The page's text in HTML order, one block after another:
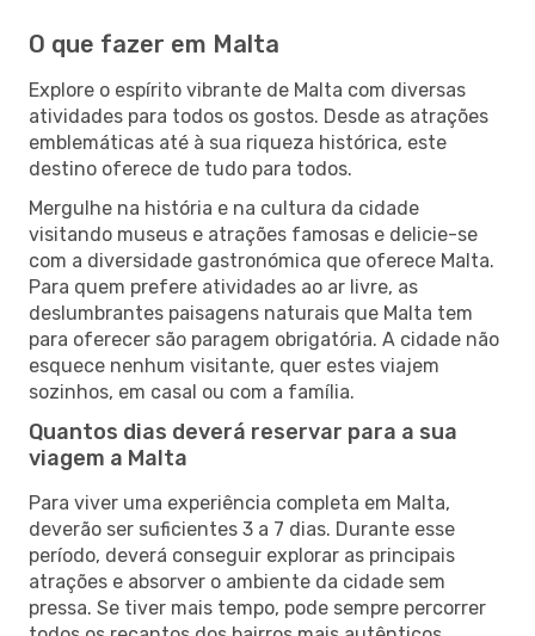
O que fazer em Malta
Explore o espírito vibrante de Malta com diversas
atividades para todos os gostos. Desde as atrações
emblemáticas até à sua riqueza histórica, este
destino oferece de tudo para todos.
Mergulhe na história e na cultura da cidade
visitando museus e atrações famosas e delicie-se
com a diversidade gastronómica que oferece Malta.
Para quem prefere atividades ao ar livre, as
deslumbrantes paisagens naturais que Malta tem
para oferecer são paragem obrigatória. A cidade não
esquece nenhum visitante, quer estes viajem
sozinhos, em casal ou com a família.
Quantos dias deverá reservar para a sua
viagem a Malta
Para viver uma experiência completa em Malta,
deverão ser suficientes 3 a 7 dias. Durante esse
período, deverá conseguir explorar as principais
atrações e absorver o ambiente da cidade sem
pressa. Se tiver mais tempo, pode sempre percorrer